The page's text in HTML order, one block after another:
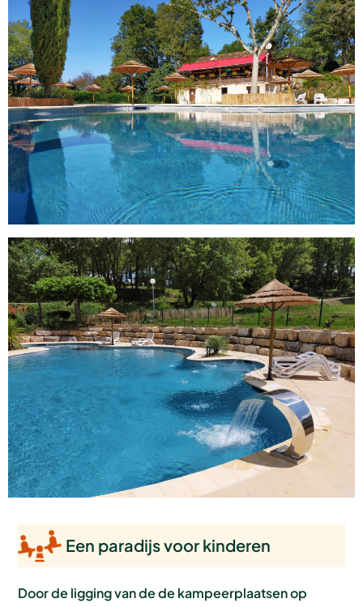
Een paradijs voor kinderen
Door de ligging van de de kampeerplaatsen op